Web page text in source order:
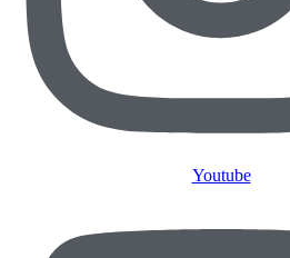
Youtube